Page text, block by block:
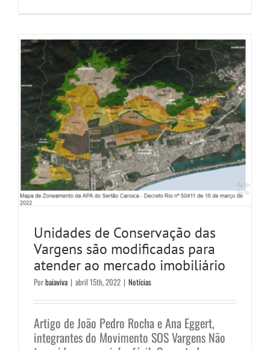
Unidades de Conservação das
Vargens são modificadas para
atender ao mercado imobiliário
Porbaiaviva | abril 15th, 2022 | Notícias
Artigo de João Pedro Rocha e Ana Eggert,
integrantes do Movimento SOS Vargens Não